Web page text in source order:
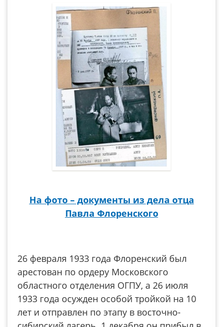
На фото – документы из дела отца
Павла Флоренского
26 февраля 1933 года Флоренский был
арестован по ордеру Московского
областного отделения ОГПУ, а 26 июля
1933 года осужден особой тройкой на 10
лет и отправлен по этапу в восточно-